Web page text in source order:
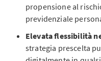
propensione al
previdenziale
Elevata flessibilità
strategia prescelta